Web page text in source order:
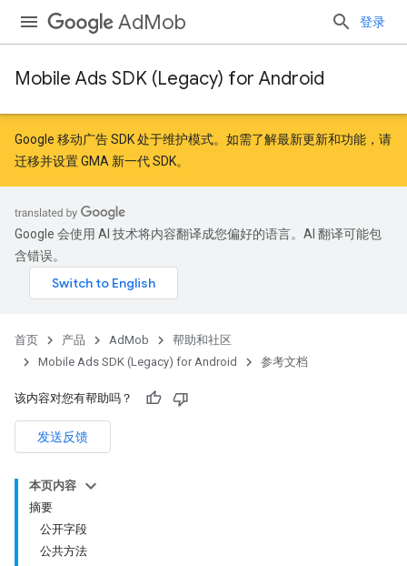
AdMob 登录
Mobile Ads SDK (Legacy) for Android
Google 移动广告 SDK 处于维护模式。如需了解最新更新和功能，请
迁移并设置 GMA 新一代 SDK。
Google 会使用 AI 技术将内容翻译成您偏好的语言。AI 翻译可能包
含错误。
首页 产品 AdMob
帮助和社区
Mobile Ads SDK (Legacy) for Android
参考文档
该内容对您有帮助吗？
发送反馈
本页内容
摘要
公开字段
公共方法